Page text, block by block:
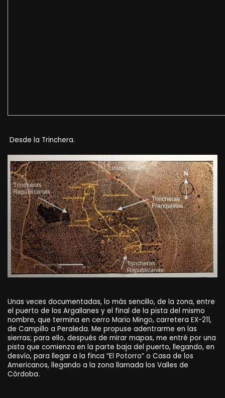
Desde la Trinchera.
Unas veces documentadas, lo más sencillo, de la zona, entre
el puerto de los Argallanes y el final de la pista del mismo
nombre, que termina en cerro Mario Mingo, carretera EX-211,
de Campillo a Peraleda. Me propuse adentrarme en las
sierras; para ello, después de mirar mapas, me entré por una
pista que comienza en la parte baja del puerto, llegando, en
desvío, para llegar a la finca “El Potorro” o Casa de los
Americanos, llegando a la zona llamada los Valles de
Córdoba.